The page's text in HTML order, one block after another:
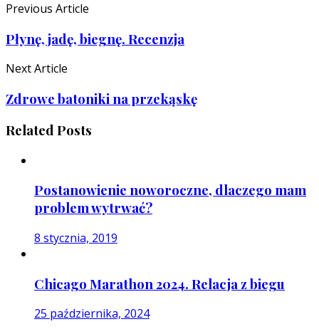
Previous Article
Płynę, jadę, biegnę. Recenzja
Next Article
Zdrowe batoniki na przekąskę
Related Posts
Postanowienie noworoczne, dlaczego mam
problem wytrwać?
8 stycznia, 2019
Chicago Marathon 2024. Relacja z biegu
25 października, 2024